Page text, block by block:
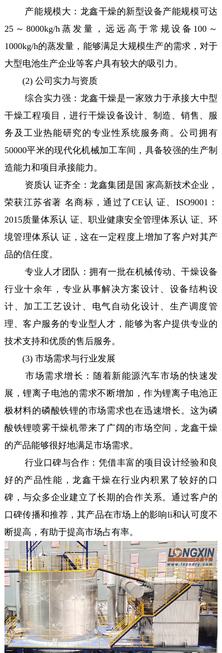
产能规模大：龙鑫干燥的新型设备产能规模可达
25～8000kg/h蒸发量，远远高于常规设备100～
1000kg/h的蒸发量，能够满足大规模生产的需求，对于
大型电池生产企业等客户具有较大的吸引力。
(2) 公司实力与资质
综合实力强：龙鑫干燥是一家致力于承接大中型
干燥工程项目，进行干燥设备设计、制造、销售、服
务及工业热能研究的专业性系统服务商。公司拥有
50000平米的现代化机械加工车间，具备较强的生产制
造能力和项目承接能力。
资质认 证齐全：龙鑫集团是国 家高新技术企业，
荣获江苏省著 名商标，通过了CE认 证、ISO9001：
2015质量体系认 证、职业健康安全管理体系认 证、环
境管理体系认 证，这在一定程度上增加了客户对其产
品的信任度。
专业人才团队：拥有一批在机械传动、干燥设备
行业十余年，专业从事解决方案设计、设备结构设
计、加工工艺设计、电气自动化设计、生产调度管
理、客户服务的专业型人才，能够为客户提供专业的
技术支持和优质的售后服务。
(3) 市场需求与行业发展
市场需求增长：随着新能源汽车市场的快速发
展，锂离子电池的需求不断增加，作为锂离子电池正
极材料的磷酸铁锂的市场需求也在迅速增长。这为磷
酸铁锂喷雾干燥机带来了广阔的市场空间，龙鑫干燥
的产品能够很好地满足市场需求。
行业口碑与合作：凭借丰富的项目设计经验和良
好的产品性能，龙鑫干燥在行业内积累了较好的口
碑，与众多企业建立了长期的合作关系。通过客户的
口碑传播和推荐，其产品在市场上的影响li和认可度不
断提高，有助于提高市场占有率。